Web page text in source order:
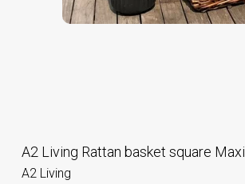
A2 Living Rattan basket square Maxi
A2 Living